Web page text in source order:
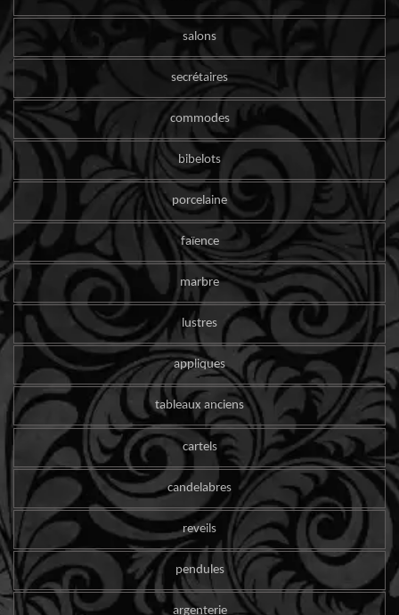
salons
secrétaires
commodes
bibelots
porcelaine
faïence
marbre
lustres
appliques
tableaux anciens
cartels
candelabres
reveils
pendules
argenterie